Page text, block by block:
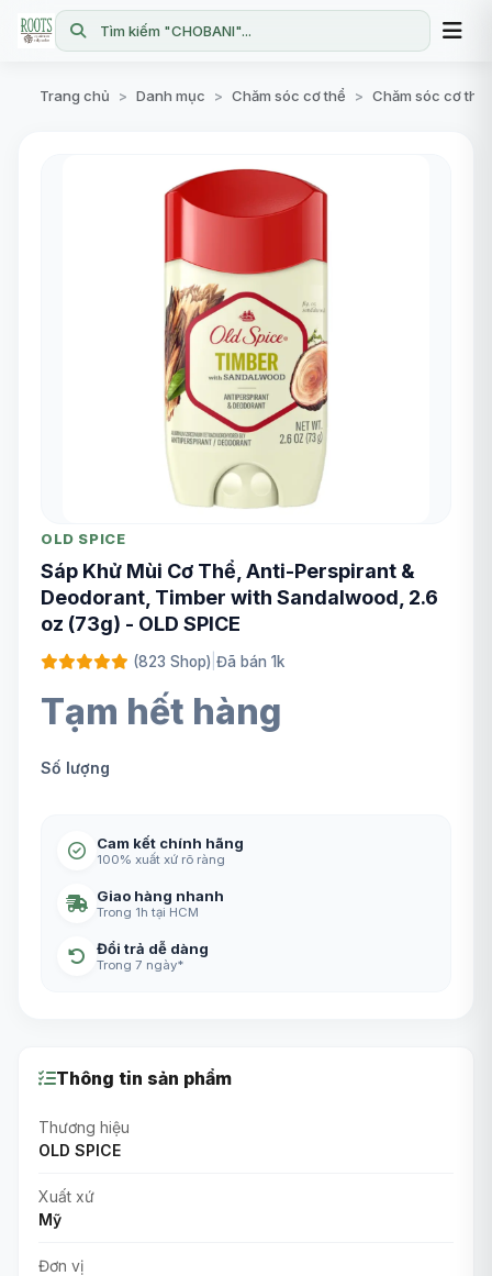
Tìm kiếm "CHOBANI"...
Trang chủ > Danh mục > Chăm sóc cơ thể > Chăm sóc cơ thể
OLD SPICE
Sáp Khử Mùi Cơ Thể, Anti-Perspirant &
Deodorant, Timber with Sandalwood, 2.6
oz (73g) - OLD SPICE
(823 Shop) Đã bán 1k
Tạm hết hàng
Số lượng
Cam kết chính hãng
100% xuất xứ rõ ràng
Giao hàng nhanh
Trong 1h tại HCM
Đổi trả dễ dàng
Trong 7 ngày*
Thông tin sản phẩm
Thương hiệu
OLD SPICE
Xuất xứ
Mỹ
Đơn vị